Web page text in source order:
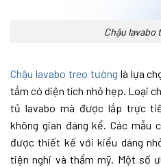
Chậu lavabo
Chậu lavabo treo tường là lựa
tắm có diện tích nhỏ hẹp. Loại
tủ lavabo mà được lắp trực
không gian đáng kể. Các mẫu
được thiết kế với kiểu dáng
tiện nghi và thẩm mỹ. Một số